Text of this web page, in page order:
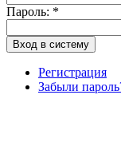
Пароль: *
Регистрация
Забыли